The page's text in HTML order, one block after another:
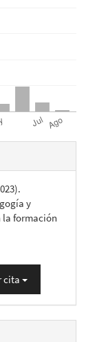
y
formación
cita